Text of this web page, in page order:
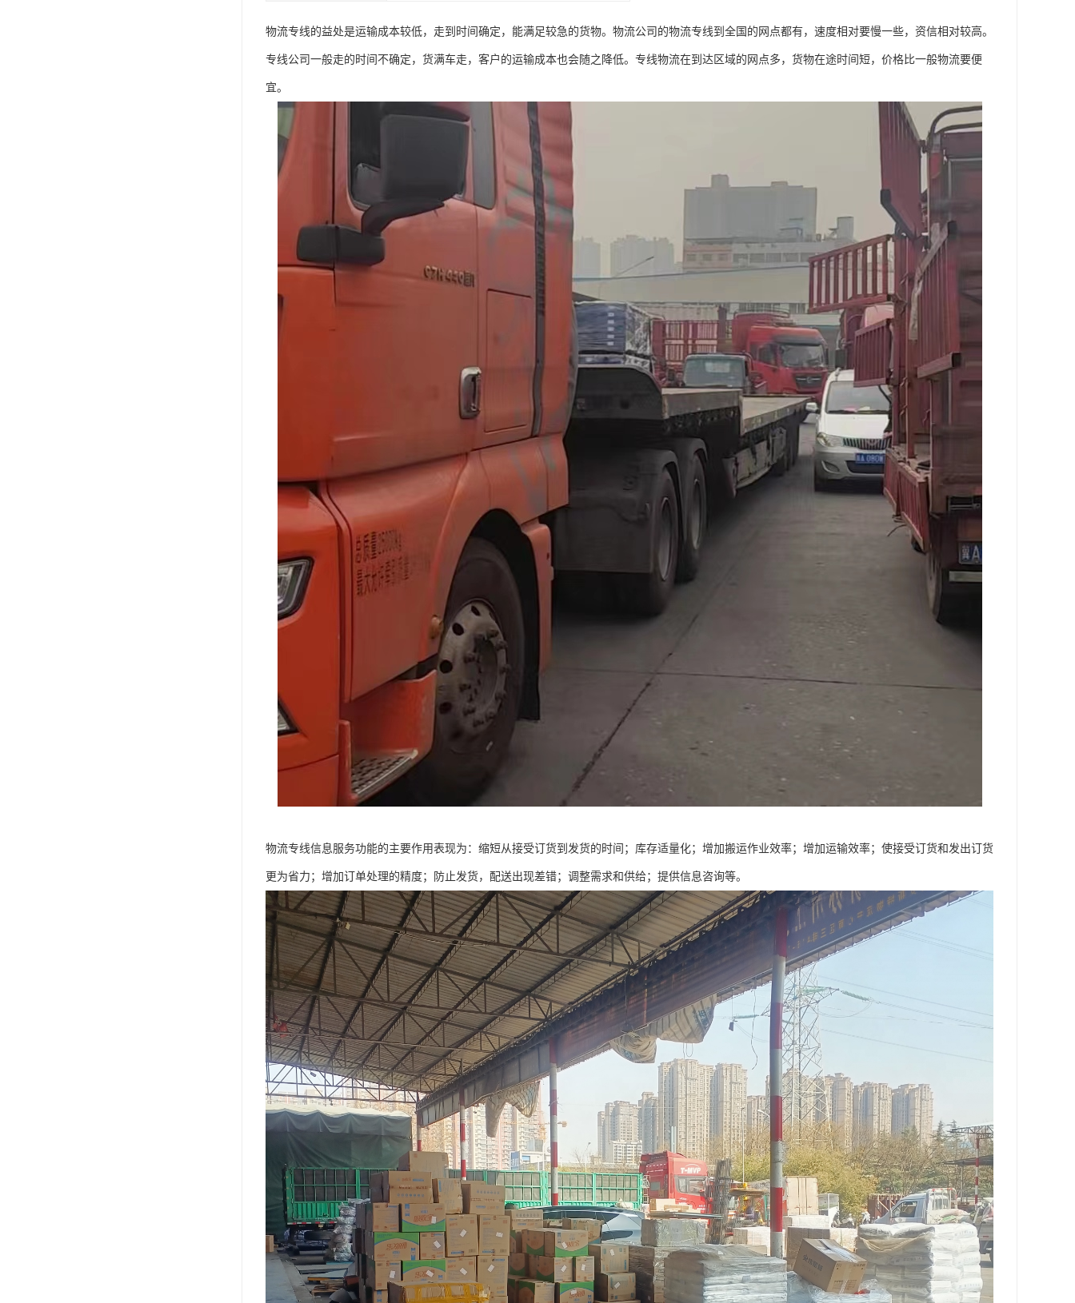
物流专线的益处是运输成本较低，走到时间确定，能满足较急的货物。物流公司的物流专线到全国的网点都有，速度相对要慢一些，资信相对较高。
专线公司一般走的时间不确定，货满车走，客户的运输成本也会随之降低。专线物流在到达区域的网点多，货物在途时间短，价格比一般物流要便
宜。
物流专线信息服务功能的主要作用表现为：缩短从接受订货到发货的时间；库存适量化；增加搬运作业效率；增加运输效率；使接受订货和发出订货
更为省力；增加订单处理的精度；防止发货，配送出现差错；调整需求和供给；提供信息咨询等。